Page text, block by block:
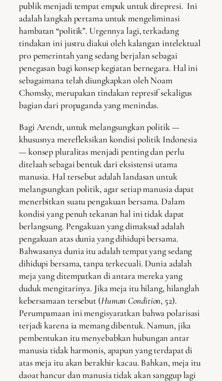
publik menjadi tempat empuk untuk direpresi. Ini
adalah langkah pertama untuk mengeliminasi
hambatan “politik”. Urgennya lagi, terkadang
tindakan ini justru diakui oleh kalangan intelektual
pro pemerintah yang sedang berjalan sebagai
penegasan bagi konsep kegiatan bernegara. Hal ini
sebagaimana telah diungkapkan oleh Noam
Chomsky, merupakan tindakan represif sekaligus
bagian dari propaganda yang menindas.
Bagi Arendt, untuk melangsungkan politik —
khususnya merefleksikan kondisi politik Indonesia
— konsep pluralitas menjadi penting dan perlu
ditelaah sebagai bentuk dari eksistensi utama
manusia. Hal tersebut adalah landasan untuk
melangsungkan politik, agar setiap manusia dapat
menerbitkan suatu pengakuan bersama. Dalam
kondisi yang penuh tekanan hal ini tidak dapat
berlangsung. Pengakuan yang dimaksud adalah
pengakuan atas dunia yang dihidupi bersama.
Bahwasanya dunia itu adalah tempat yang sedang
dihidupi bersama, tanpa terkecuali. Dunia adalah
meja yang ditempatkan di antara mereka yang
duduk mengitarinya. Jika meja itu hilang, hilanglah
kebersamaan tersebut (Human Condition, 52).
Perumpamaan ini mengisyaratkan bahwa polarisasi
terjadi karena ia memang dibentuk. Namun, jika
pembentukan itu menyebabkan hubungan antar
manusia tidak harmonis, apapun yang terdapat di
atas meja itu akan berakhir kacau. Bahkan, meja itu
daoat hancur dan manusia tidak akan sanggup lagi